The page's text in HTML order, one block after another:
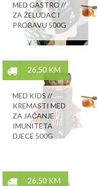
MED GASTRO //
ZA ŽELUDAC I
PROBAVU 500G
26,50 KM
MED KIDS //
KREMASTI MED
ZA JAČANJE
IMUNITETA
DJECE 500G
26,50 KM